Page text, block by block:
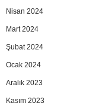
Nisan 2024
Mart 2024
Şubat 2024
Ocak 2024
Aralık 2023
Kasım 2023